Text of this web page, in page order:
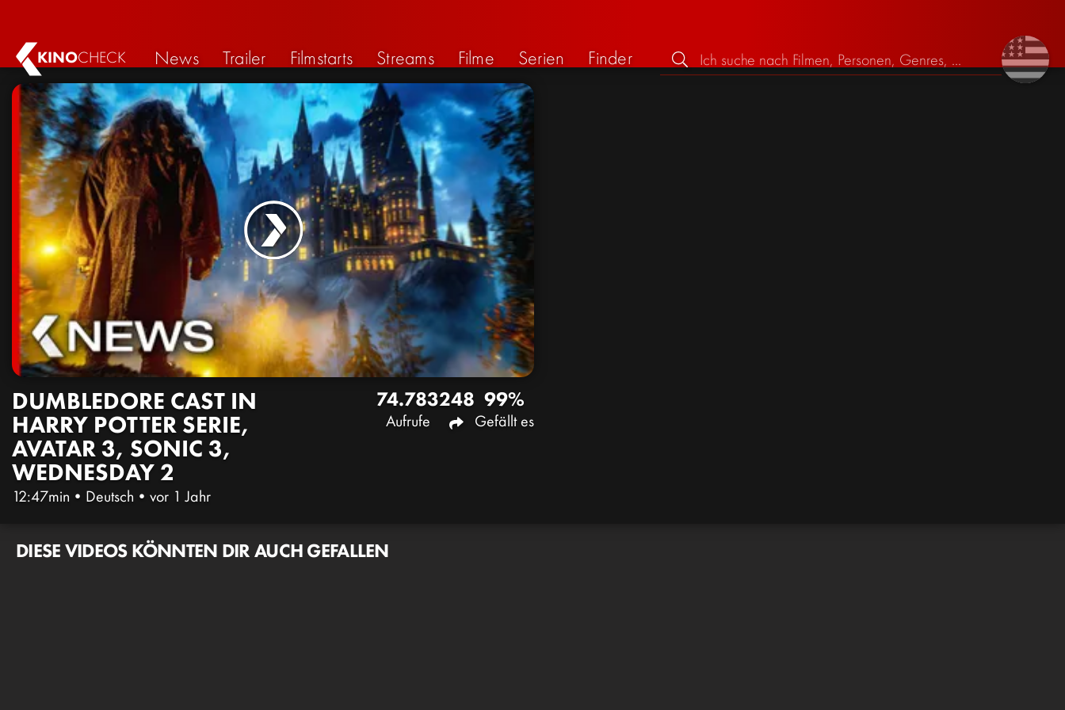
KINOCHECK News Trailer Filmstarts Streams Filme Serien Finder
DUMBLEDORE CAST IN
HARRY POTTER SERIE,
AVATAR 3, SONIC 3,
WEDNESDAY 2
12:47min • Deutsch • vor 1 Jahr
74.783
Aufrufe
248 99%
Gefällt es
DIESE VIDEOS KÖNNTEN DIR AUCH GEFALLEN